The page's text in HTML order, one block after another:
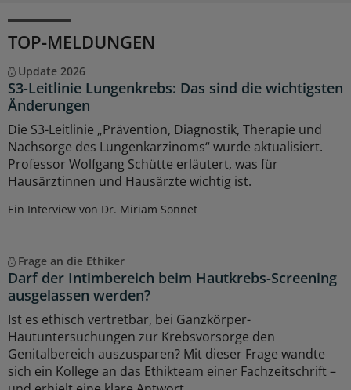
TOP-MELDUNGEN
Update 2026
S3-Leitlinie Lungenkrebs: Das sind die wichtigsten
Änderungen
Die S3-Leitlinie „Prävention, Diagnostik, Therapie und
Nachsorge des Lungenkarzinoms“ wurde aktualisiert.
Professor Wolfgang Schütte erläutert, was für
Hausärztinnen und Hausärzte wichtig ist.
Ein Interview von Dr. Miriam Sonnet
Frage an die Ethiker
Darf der Intimbereich beim Hautkrebs-Screening
ausgelassen werden?
Ist es ethisch vertretbar, bei Ganzkörper-
Hautuntersuchungen zur Krebsvorsorge den
Genitalbereich auszusparen? Mit dieser Frage wandte
sich ein Kollege an das Ethikteam einer Fachzeitschrift –